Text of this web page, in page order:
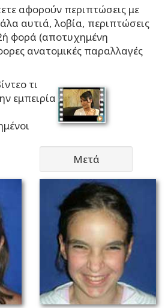
αφορούν περιπτώσεις με
αυτιά, λοβία, περιπτώσεις
φορά (αποτυχημένη
ανατομικές παραλλαγές
τι
εμπειρία
Μετά